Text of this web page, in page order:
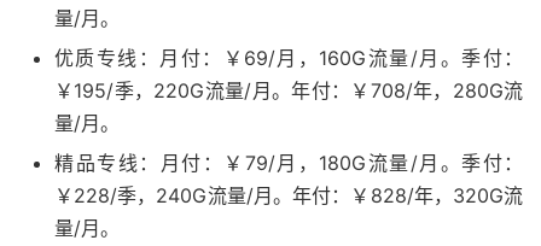
量/月。
优质专线：月付：￥69/月，160G流量/月。季付：
￥195/季，220G流量/月。年付：￥708/年，280G流
量/月。
精品专线：月付：￥79/月，180G流量/月。季付：
￥228/季，240G流量/月。年付：￥828/年，320G流
量/月。